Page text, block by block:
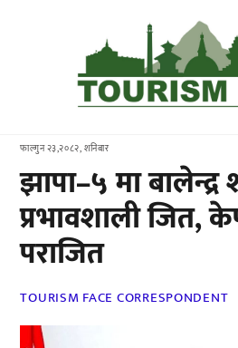
फाल्गुन २३,२०८२, शनिबार
झापा–५ मा
प्रभावशाली जित,
पराजित
TOURISM FACE CORRESPONDENT